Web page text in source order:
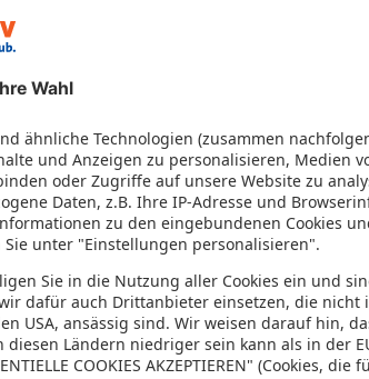
kombiniert werden – das spart Zeit und